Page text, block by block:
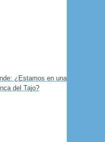
¿Estamos en una
del Tajo?